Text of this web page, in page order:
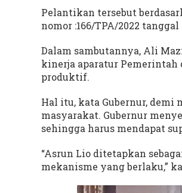
i
o
Pelantikan tersebut
nomor :166/TPA/2022 tanggal
Dalam sambutannya, Ali
kinerja aparatur Pemerintah
produktif.
Hal itu, kata Gubernur,
masyarakat. Gubernur
sehingga harus mendapat
“Asrun Lio ditetapkan
mekanisme yang berlaku,”